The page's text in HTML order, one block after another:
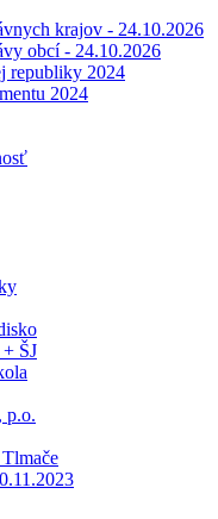
krajov - 24.10.2026
obcí - 24.10.2026
republiky 2024
2024
ŠJ
p.o.